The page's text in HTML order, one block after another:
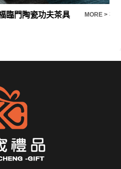
臨門陶瓷功夫茶具 MORE >